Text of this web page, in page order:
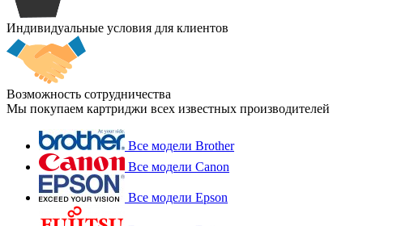
Индивидуальные условия для клиентов
Возможность сотрудничества
Мы покупаем картриджи всех известных производителей
Все модели Brother
Все модели Canon
Все модели Epson